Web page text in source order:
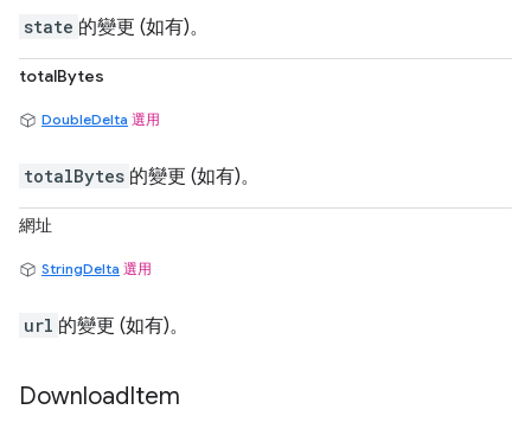
state 的變更 (如有)。
totalBytes
DoubleDelta 選用
totalBytes 的變更 (如有)。
網址
StringDelta 選用
url 的變更 (如有)。
DownloadItem